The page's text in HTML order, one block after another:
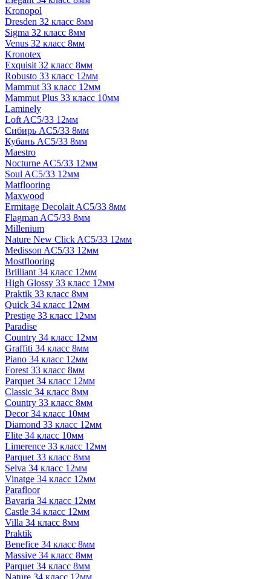
Kronopol
Dresden 32 класс 8мм
Sigma 32 класс 8мм
Venus 32 класс 8мм
Kronotex
Exquisit 32 класс 8мм
Robusto 33 класс 12мм
Mammut 33 класс 12мм
Mammut Plus 33 класс 10мм
Laminely
Loft AC5/33 12мм
Сибирь AC5/33 8мм
Кубань AC5/33 8мм
Maestro
Nocturne AC5/33 12мм
Soul AC5/33 12мм
Matflooring
Maxwood
Ermitage Decolait AC5/33 8мм
Flagman AC5/33 8мм
Millenium
Nature New Click AC5/33 12мм
Medisson AC5/33 12мм
Mostflooring
Brilliant 34 класс 12мм
High Glossy 33 класс 12мм
Praktik 33 класс 8мм
Quick 34 класс 12мм
Prestige 33 класс 12мм
Paradise
Country 34 класс 12мм
Graffiti 34 класс 8мм
Piano 34 класс 12мм
Forest 33 класс 8мм
Parquet 34 класс 12мм
Classic 34 класс 8мм
Country 33 класс 8мм
Decor 34 класс 10мм
Diamond 33 класс 12мм
Elite 34 класс 10мм
Limerence 33 класс 12мм
Parquet 33 класс 8мм
Selva 34 класс 12мм
Vinatge 34 класс 12мм
Parafloor
Bavaria 34 класс 12мм
Castle 34 класс 12мм
Villa 34 класс 8мм
Praktik
Benefice 34 класс 8мм
Massive 34 класс 8мм
Parquet 34 класс 8мм
Nature 34 класс 12мм